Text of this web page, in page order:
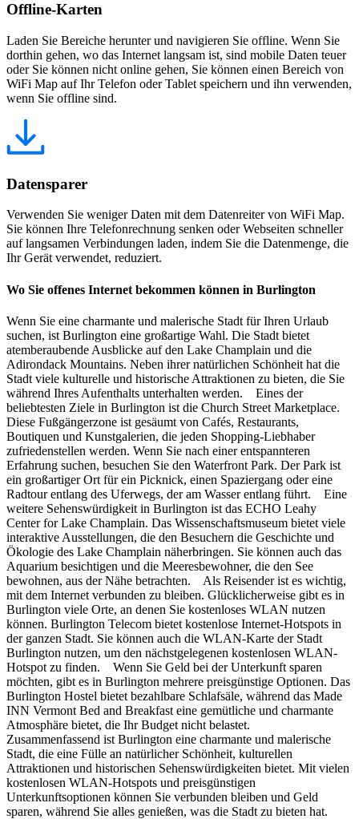
Offline-Karten
Laden Sie Bereiche herunter und navigieren Sie offline. Wenn Sie
dorthin gehen, wo das Internet langsam ist, sind mobile Daten teuer
oder Sie können nicht online gehen, Sie können einen Bereich von
WiFi Map auf Ihr Telefon oder Tablet speichern und ihn verwenden,
wenn Sie offline sind.
Datensparer
Verwenden Sie weniger Daten mit dem Datenreiter von WiFi Map.
Sie können Ihre Telefonrechnung senken oder Webseiten schneller
auf langsamen Verbindungen laden, indem Sie die Datenmenge, die
Ihr Gerät verwendet, reduziert.
Wo Sie offenes Internet bekommen können in Burlington
Wenn Sie eine charmante und malerische Stadt für Ihren Urlaub
suchen, ist Burlington eine großartige Wahl. Die Stadt bietet
atemberaubende Ausblicke auf den Lake Champlain und die
Adirondack Mountains. Neben ihrer natürlichen Schönheit hat die
Stadt viele kulturelle und historische Attraktionen zu bieten, die Sie
während Ihres Aufenthalts unterhalten werden. Eines der
beliebtesten Ziele in Burlington ist die Church Street Marketplace.
Diese Fußgängerzone ist gesäumt von Cafés, Restaurants,
Boutiquen und Kunstgalerien, die jeden Shopping-Liebhaber
zufriedenstellen werden. Wenn Sie nach einer entspannteren
Erfahrung suchen, besuchen Sie den Waterfront Park. Der Park ist
ein großartiger Ort für ein Picknick, einen Spaziergang oder eine
Radtour entlang des Uferwegs, der am Wasser entlang führt. Eine
weitere Sehenswürdigkeit in Burlington ist das ECHO Leahy
Center for Lake Champlain. Das Wissenschaftsmuseum bietet viele
interaktive Ausstellungen, die den Besuchern die Geschichte und
Ökologie des Lake Champlain näherbringen. Sie können auch das
Aquarium besichtigen und die Meeresbewohner, die den See
bewohnen, aus der Nähe betrachten. Als Reisender ist es wichtig,
mit dem Internet verbunden zu bleiben. Glücklicherweise gibt es in
Burlington viele Orte, an denen Sie kostenloses WLAN nutzen
können. Burlington Telecom bietet kostenlose Internet-Hotspots in
der ganzen Stadt. Sie können auch die WLAN-Karte der Stadt
Burlington nutzen, um den nächstgelegenen kostenlosen WLAN-
Hotspot zu finden. Wenn Sie Geld bei der Unterkunft sparen
möchten, gibt es in Burlington mehrere preisgünstige Optionen. Das
Burlington Hostel bietet bezahlbare Schlafsäle, während das Made
INN Vermont Bed and Breakfast eine gemütliche und charmante
Atmosphäre bietet, die Ihr Budget nicht belastet.
Zusammenfassend ist Burlington eine charmante und malerische
Stadt, die eine Fülle an natürlicher Schönheit, kulturellen
Attraktionen und historischen Sehenswürdigkeiten bietet. Mit vielen
kostenlosen WLAN-Hotspots und preisgünstigen
Unterkunftsoptionen können Sie verbunden bleiben und Geld
sparen, während Sie alles genießen, was die Stadt zu bieten hat.